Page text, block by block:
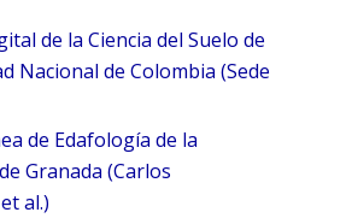
de la Ciencia del Suelo de
Nacional de Colombia (Sede
de Edafología de la
Granada (Carlos
al.)